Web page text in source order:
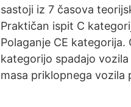
sastoji iz 7 časova
Praktičan ispit C
Polaganje CE
kategorijo spadajo
masa priklopnega vozila